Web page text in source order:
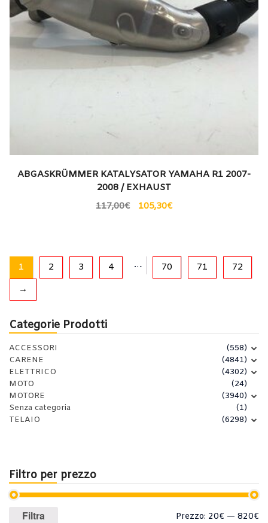
Categorie Prodotti
ACCESSORI
(558)
CARENE
(4841)
ELETTRICO
(4302)
MOTO
(24)
MOTORE
(3940)
Senza categoria
(1)
TELAIO
(6298)
Filtro per prezzo
Prezzo
Prezzo
Filtra Prezzo: 20€ — 820€
ABGASKRÜMMER KATALYSATOR YAMAHA R1 2007-
2008 / EXHAUST
117,00€ 105,30€
1 2 3 4 … 70 71
72
→